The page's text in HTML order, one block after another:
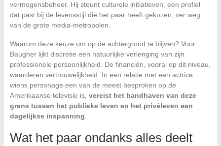
vermogensbeheer. Hij steunt culturele initiatieven, een profiel
dat past bij de levensstijl die het paar heeft gekozen, ver weg
van de grote media-metropolen.
Waarom deze keuze om op de achtergrond te blijven? Voor
Baugher lijkt discretie een natuurlijke verlenging van zijn
professionele persoonlijkheid. De financiën, vooral op dit niveau,
waarderen vertrouwelijkheid. In een relatie met een actrice
wiens personage een van de meest besproken op de
Amerikaanse televisie is, vereist het handhaven van deze
grens tussen het publieke leven en het privéleven een
dagelijkse inspanning.
Wat het paar ondanks alles deelt